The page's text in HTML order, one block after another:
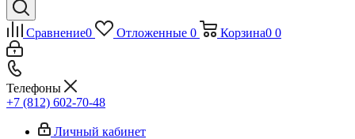
Сравнение0 Отложенные 0 Корзина0 0
Телефоны
+7 (812) 602-70-48
Личный кабинет